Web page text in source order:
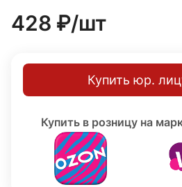
Световой поток 5 500 Лм,
температура 4000К
распределение светового
от скачков напряжения.
способом с помощью усиленных
защиты IP40. Гарантия 24
428 ₽/шт
Купить юр.
Купить в розницу на